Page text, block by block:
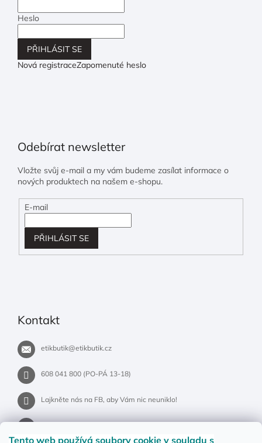
Tento web používá soubory cookie v souladu s
Heslo
PŘIHLÁSIT SE
Nová registraceZapomenuté heslo
Odebírat newsletter
Vložte svůj e-mail a my vám budeme zasílat informace o
nových produktech na našem e-shopu.
E-mail
PŘIHLÁSIT SE
Kontakt
etikbutik@etikbutik.cz
608 041 800 (PO-PÁ 13-18)
Lajkněte nás na FB, aby Vám nic neuniklo!